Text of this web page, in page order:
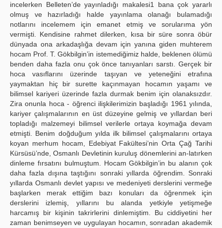
incelerken Belleten’de yayınladığı makalesi1 bana çok yararlı
olmuş ve hazırladığı halde yayınlama olanağı bulamadığı
notlarını incelemem için emanet etmiş ve sorularıma yön
vermişti. Kendisine rahmet dilerken, kısa bir süre sonra öbür
dünyada ona arkadaşlığa devam için yanına giden muhterem
hocam Prof. T. Gökbilgin’in istemediğimiz halde, beklenen ölümü
benden daha fazla onu çok önce tanıyanları sarstı. Gerçek bir
hoca vasıflarını üzerinde taşıyan ve yeteneğini etrafına
yaymaktan hiç bir surette kaçınmayan hocamın yaşamı ve
bilimsel kariyeri üzerinde fazla durmak benim için olanaksızdır.
Zira onunla hoca - öğrenci ilişkilerimizin başladığı 1961 yılında,
kariyer çalışmalarının en üst düzeyine gelmiş ve yıllardan beri
topladığı malzemeyi bilimsel verilerle ortaya koymağa devam
etmişti. Benim doğduğum yılda ilk bilimsel çalışmalarını ortaya
koyan merhum hocam, Edebiyat Fakültesi’nin Orta Çağ Tarihi
Kürsüsü’nde, Osmanlı Devletinin kuruluş dönemlerini an-latırken
dinleme fırsatını bulmuştum. Hocam Gökbilgin’in bu alanın çok
daha fazla dışına taştığını sonraki yıllarda öğrendim. Sonraki
yıllarda Osmanlı devlet yapısı ve medeniyeti derslerini vermeğe
başlarken merak ettiğim bazı konuları da öğrenmek için
derslerini izlemiş, yıllarını bu alanda yetkiyle yetişmeğe
harcamış bir kişinin takrirlerini dinlemiştim. Bu ciddiyetini her
zaman benimseyen ve uygulayan hocamın, sonradan akademik